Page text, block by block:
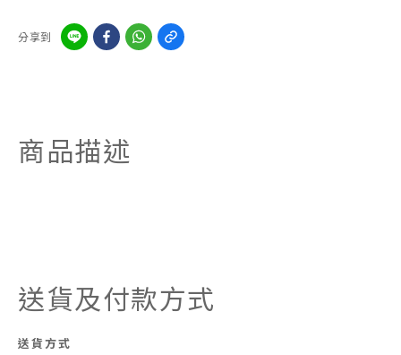
分享到
商品描述
送貨及付款方式
送貨方式